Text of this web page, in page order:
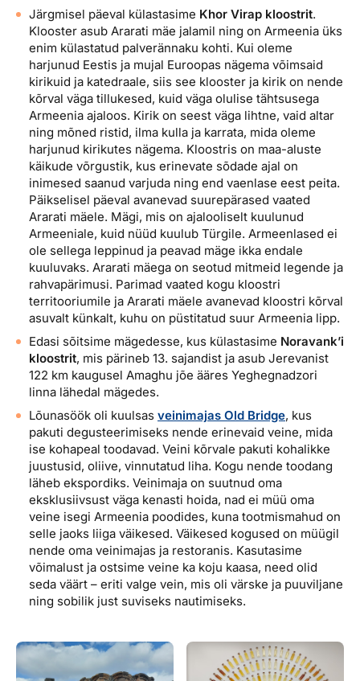
Järgmisel päeval külastasime Khor Virap kloostrit.
Klooster asub Ararati mäe jalamil ning on Armeenia üks
enim külastatud palverännaku kohti. Kui oleme
harjunud Eestis ja mujal Euroopas nägema võimsaid
kirikuid ja katedraale, siis see klooster ja kirik on nende
kõrval väga tillukesed, kuid väga olulise tähtsusega
Armeenia ajaloos. Kirik on seest väga lihtne, vaid altar
ning mõned ristid, ilma kulla ja karrata, mida oleme
harjunud kirikutes nägema. Kloostris on maa-aluste
käikude võrgustik, kus erinevate sõdade ajal on
inimesed saanud varjuda ning end vaenlase eest peita.
Päikselisel päeval avanevad suurepärased vaated
Ararati mäele. Mägi, mis on ajalooliselt kuulunud
Armeeniale, kuid nüüd kuulub Türgile. Armeenlased ei
ole sellega leppinud ja peavad mäge ikka endale
kuuluvaks. Ararati mäega on seotud mitmeid legende ja
rahvapärimusi. Parimad vaated kogu kloostri
territooriumile ja Ararati mäele avanevad kloostri kõrval
asuvalt künkalt, kuhu on püstitatud suur Armeenia lipp.
Edasi sõitsime mägedesse, kus külastasime Noravank’i
kloostrit, mis pärineb 13. sajandist ja asub Jerevanist
122 km kaugusel Amaghu jõe ääres Yeghegnadzori
linna lähedal mägedes.
Lõunasöök oli kuulsas veinimajas Old Bridge, kus
pakuti degusteerimiseks nende erinevaid veine, mida
ise kohapeal toodavad. Veini kõrvale pakuti kohalikke
juustusid, oliive, vinnutatud liha. Kogu nende toodang
läheb ekspordiks. Veinimaja on suutnud oma
eksklusiivsust väga kenasti hoida, nad ei müü oma
veine isegi Armeenia poodides, kuna tootmismahud on
selle jaoks liiga väikesed. Väikesed kogused on müügil
nende oma veinimajas ja restoranis. Kasutasime
võimalust ja ostsime veine ka koju kaasa, need olid
seda väärt – eriti valge vein, mis oli värske ja puuviljane
ning sobilik just suviseks nautimiseks.